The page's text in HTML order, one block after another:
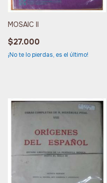
MOSAIC II
$27.000
¡No te lo pierdas, es el último!